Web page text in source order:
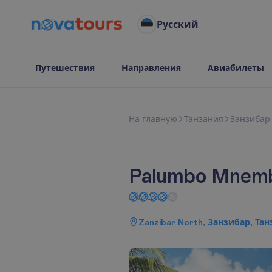
Русский
Путешествия Направления Авиабилеты
На главную Танзания Занзибар
Palumbo
Zanzibar North, Занзибар,